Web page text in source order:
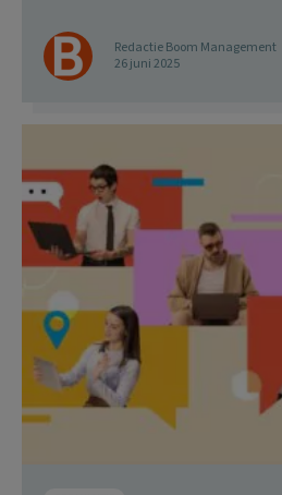
Redactie Boom Management
26 juni 2025